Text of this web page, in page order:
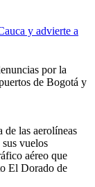
y advierte a
por la
de Bogotá y
de las aerolíneas
vuelos
aéreo que
El Dorado de